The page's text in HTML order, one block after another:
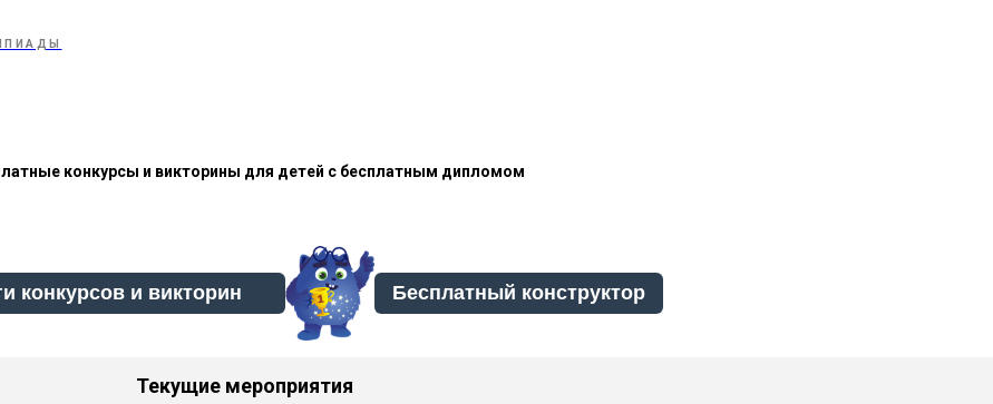
конкурсы и викторины для детей с бесплатным дипломом
Бесплатный конструктор
Текущие мероприятия